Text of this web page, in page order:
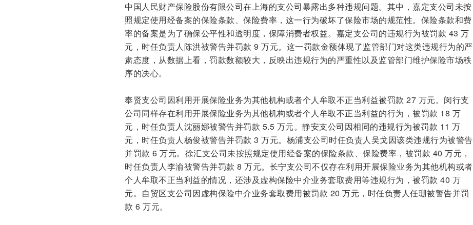
中国人民财产保险股份有限公司在上海的支公司暴露出多种违规问题。其中，嘉定支公司未按
照规定使用经备案的保险条款、保险费率，这一行为破坏了保险市场的规范性。保险条款和费
率的备案是为了确保公平性和透明度，保障消费者权益。嘉定支公司的违规行为被罚款 43 万
元，时任负责人陈洪被警告并罚款 9 万元。这一罚款金额体现了监管部门对这类违规行为的严
肃态度，从数据上看，罚款数额较大，反映出违规行为的严重性以及监管部门维护保险市场秩
序的决心。
奉贤支公司因利用开展保险业务为其他机构或者个人牟取不正当利益被罚款 27 万元。闵行支
公司同样存在利用开展保险业务为其他机构或者个人牟取不正当利益的行为，被罚款 18 万
元，时任负责人沈丽娜被警告并罚款 5.5 万元。静安支公司因相同的违规行为被罚款 11 万
元，时任负责人杨俊被警告并罚款 3 万元。杨浦支公司时任负责人吴戈因该类违规行为被警告
并罚款 6 万元。徐汇支公司未按照规定使用经备案的保险条款、保险费率，被罚款 40 万元，
时任负责人李渝被警告并罚款 8 万元。长宁支公司不仅存在利用开展保险业务为其他机构或者
个人牟取不正当利益的情况，还涉及虚构保险中介业务套取费用等违规行为，被罚款 40 万
元。自贸区支公司因虚构保险中介业务套取费用被罚款 20 万元，时任负责人任珊被警告并罚
款 6 万元。